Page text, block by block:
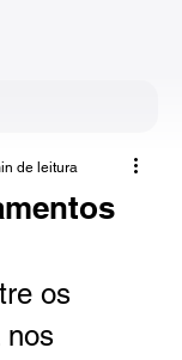
de leitura
os
nos